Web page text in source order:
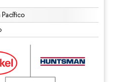
Pacífico